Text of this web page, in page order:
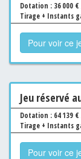
Dotation : 36 000
Tirage + Instants
Pour voir ce
Jeu réservé
Dotation : 64 139
Tirage + Instants
Pour voir ce